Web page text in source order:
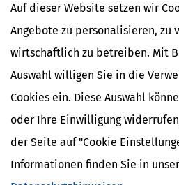
Auf dieser Website setzen wir
Angebote zu personalisieren, zu
wirtschaftlich zu betreiben. Mit
Auswahl willigen Sie in die
Cookies ein. Diese Auswahl
oder Ihre Einwilligung
der Seite auf "Cookie
Informationen finden Sie in
Finanzamt Bonn-Innenstadt
Finanzamt Euskirchen
Finanzamt Schleiden
Finanzamtsuche